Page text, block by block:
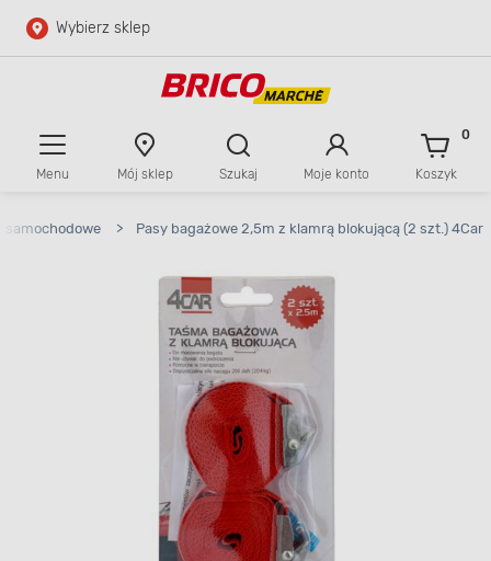
Przejdź do głównej zawartości
Wybierz sklep
Menu Mój sklep Szukaj Moje konto Koszyk
0
samochodowe > Pasy bagażowe 2,5m z klamrą blokującą (2 szt.) 4Car